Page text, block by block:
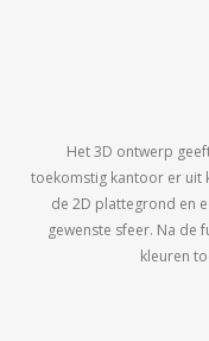
Het 3D ontwerp
toekomstig kantoor er uit
de 2D plattegrond en
gewenste sfeer. Na de
kleuren